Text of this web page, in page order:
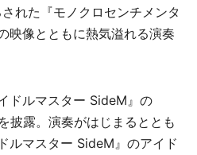
れた『モノクロセンチメンタ
映像とともに熱気溢れる演奏
ドルマスター SideM』の
披露。演奏がはじまるととも
ルマスター SideM』のアイド